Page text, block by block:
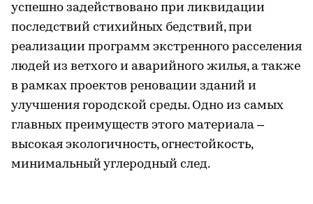
успешно задействовано при ликвидации
последствий стихийных бедствий, при
реализации программ экстренного расселения
людей из ветхого и аварийного жилья, а также
в рамках проектов реновации зданий и
улучшения городской среды. Одно из самых
главных преимуществ этого материала –
высокая экологичность, огнестойкость,
минимальный углеродный след.